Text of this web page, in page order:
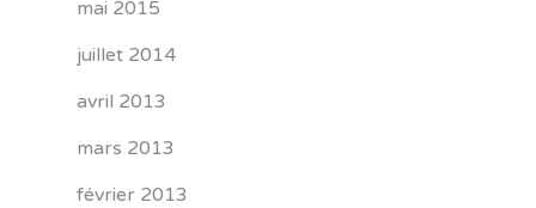
mai 2015
juillet 2014
avril 2013
mars 2013
février 2013